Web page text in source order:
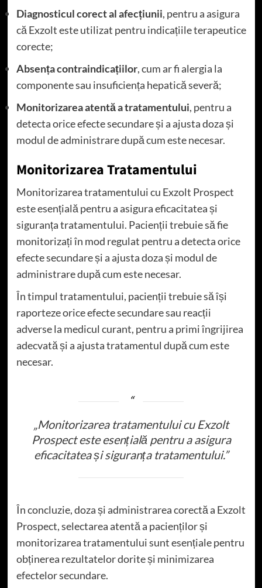
Diagnosticul corect al afecțiunii, pentru a asigura
că Exzolt este utilizat pentru indicațiile terapeutice
corecte;
Absența contraindicațiilor, cum ar fi alergia la
componente sau insuficiența hepatică severă;
Monitorizarea atentă a tratamentului, pentru a
detecta orice efecte secundare și a ajusta doza și
modul de administrare după cum este necesar.
Monitorizarea Tratamentului
Monitorizarea tratamentului cu Exzolt Prospect
este esențială pentru a asigura eficacitatea și
siguranța tratamentului. Pacienții trebuie să fie
monitorizați în mod regulat pentru a detecta orice
efecte secundare și a ajusta doza și modul de
administrare după cum este necesar.
În timpul tratamentului, pacienții trebuie să își
raporteze orice efecte secundare sau reacții
adverse la medicul curant, pentru a primi îngrijirea
adecvată și a ajusta tratamentul după cum este
necesar.
„Monitorizarea tratamentului cu Exzolt
Prospect este esențială pentru a asigura
eficacitatea și siguranța tratamentului.”
În concluzie, doza și administrarea corectă a Exzolt
Prospect, selectarea atentă a pacienților și
monitorizarea tratamentului sunt esențiale pentru
obținerea rezultatelor dorite și minimizarea
efectelor secundare.